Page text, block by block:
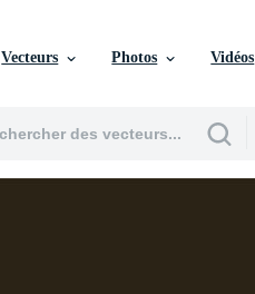
Vecteurs Photos Vidéos